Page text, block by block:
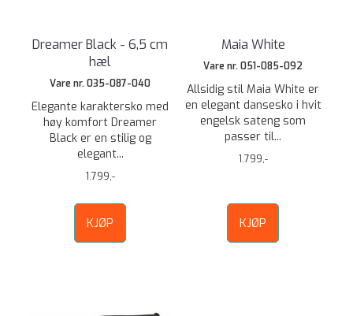
Dreamer Black - 6,5 cm
hæl
Vare nr. 035-087-040
Elegante karaktersko med
høy komfort Dreamer
Black er en stilig og
elegant...
1.799,-
KJØP
Maia White
Vare nr. 051-085-092
Allsidig stil Maia White er
en elegant dansesko i hvit
engelsk sateng som
passer til...
1.799,-
KJØP